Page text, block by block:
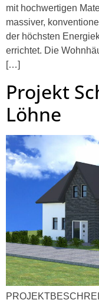
mit hochwertigen
massiver,
der höchsten
errichtet. Die
[…]
Projekt
Löhne